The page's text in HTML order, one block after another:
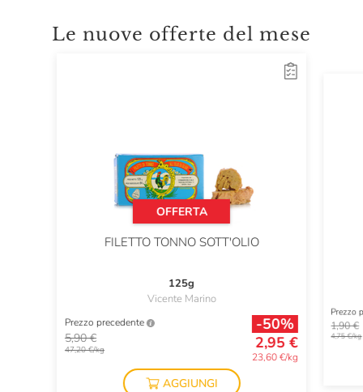
Le nuove offerte del mese
OFFERTA
FILETTO TONNO SOTT'OLIO
125g
Vicente Marino
Prezzo precedente
5,90 €
47,20 €/kg
-50%
2,95 €
23,60 €/kg
AGGIUNGI
Prezzo
1,90 €
4,75 €/kg